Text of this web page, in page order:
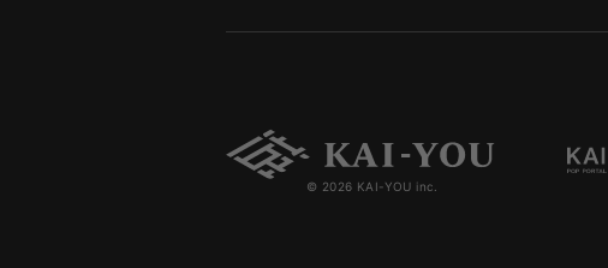
© 2026 KAI-YOU inc.